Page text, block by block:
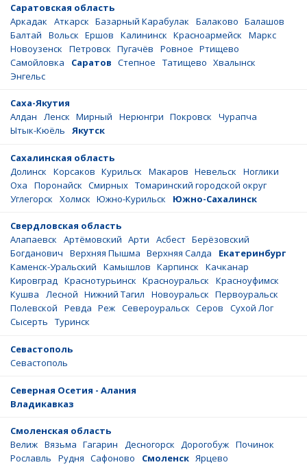
Саратовская область
Аркадак
Аткарск Базарный Карабулак Балаково Балашов
Балтай
Вольск Ершов Калининск Красноармейск
Маркс
Новоузенск
Петровск Пугачёв Ровное Ртищево
Самойловка
Саратов Степное Татищево Хвалынск
Энгельс
Саха-Якутия
Алдан
Ленск Мирный Нерюнгри Покровск
Чурапча
Ытык-Кюёль
Якутск
Сахалинская область
Долинск
Корсаков Курильск Макаров Невельск
Ноглики
Оха
Поронайск Смирных Томаринский городской округ
Углегорск
Холмск Южно-Курильск Южно-Сахалинск
Свердловская область
Алапаевск
Артёмовский Арти Асбест Берёзовский
Богданович
Верхняя Пышма Верхняя Салда
Екатеринбург
Каменск-Уральский
Камышлов Карпинск
Качканар
Кировград Краснотурьинск Красноуральск
Красноуфимск
Кушва
Лесной Нижний Тагил Новоуральск Первоуральск
Полевской
Ревда Реж Североуральск Серов
Сухой Лог
Сысерть
Туринск
Севастополь
Севастополь
Северная Осетия - Алания
Владикавказ
Смоленская область
Велиж Вязьма Гагарин Десногорск Дорогобуж Починок
Рославль
Рудня Сафоново Смоленск Ярцево